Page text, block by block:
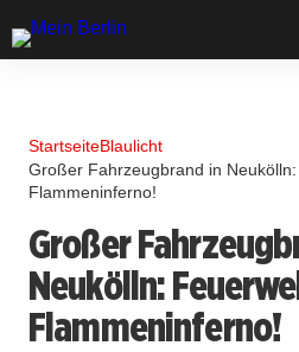
StartseiteBlaulicht
Großer Fahrzeugbrand in
Flammeninferno!
Großer
Neukölln:
Flammeninferno!